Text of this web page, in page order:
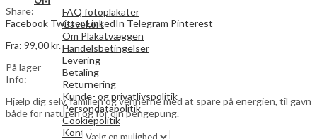
FAQ fotoplakater
Gavekort
Om Plakatvæggen
Handelsbetingelser
Levering
Betaling
Returnering
Kunde- og privatlivspolitik
Persondatapolitik
Cookiepolitik
Kontakt os
Share:
Facebook TwitterLinkedIn Telegram Pinterest
Fra: 99,00kr.
På lager
Info:
Hjælp dig selv, familien og vennerne med at spare på energien, til gavn
både for naturen og for din pengepung.